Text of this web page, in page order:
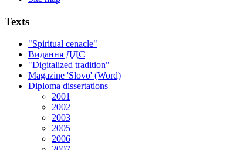
Texts
"Spiritual cenacle"
Видання ДДС
"Digitalized tradition"
Magazine 'Slovo' (Word)
Diploma dissertations
2001
2002
2003
2005
2006